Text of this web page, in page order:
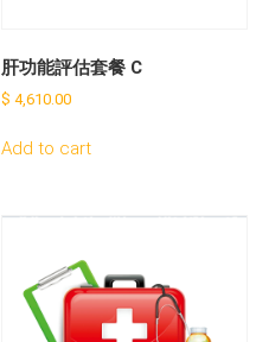
肝功能評估套餐 C
$ 4,610.00
Add to cart